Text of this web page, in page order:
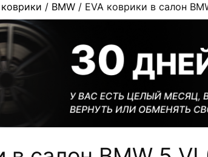
/ BMW / EVA коврики в салон